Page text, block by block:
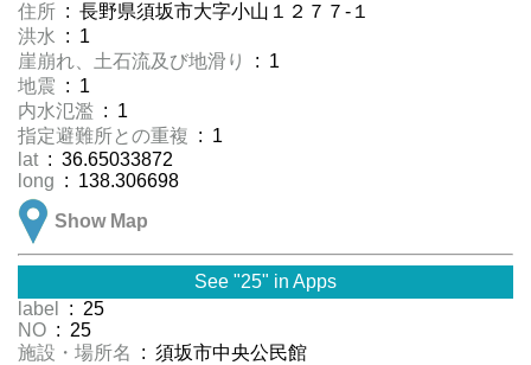
住所 : 長野県須坂市大字小山１２７７-１
洪水
: 1
崖崩れ、土石流及び地滑り
: 1
地震 : 1
内水氾濫 : 1
指定避難所との重複 : 1
lat : 36.65033872
long : 138.306698
Show Map
See "25" in Apps
label
: 25
NO : 25
施設・場所名
: 須坂市中央公民館